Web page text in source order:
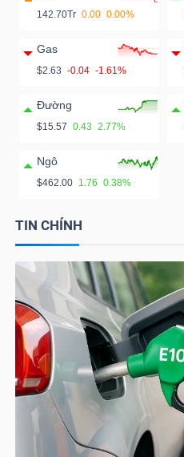
142.70Tr 0.00 0.00%
Gas
$2.63 -0.04 -1.61%
Đường
$15.57 0.43 2.77%
Ngô
$462.00 1.76 0.38%
TIN CHÍNH